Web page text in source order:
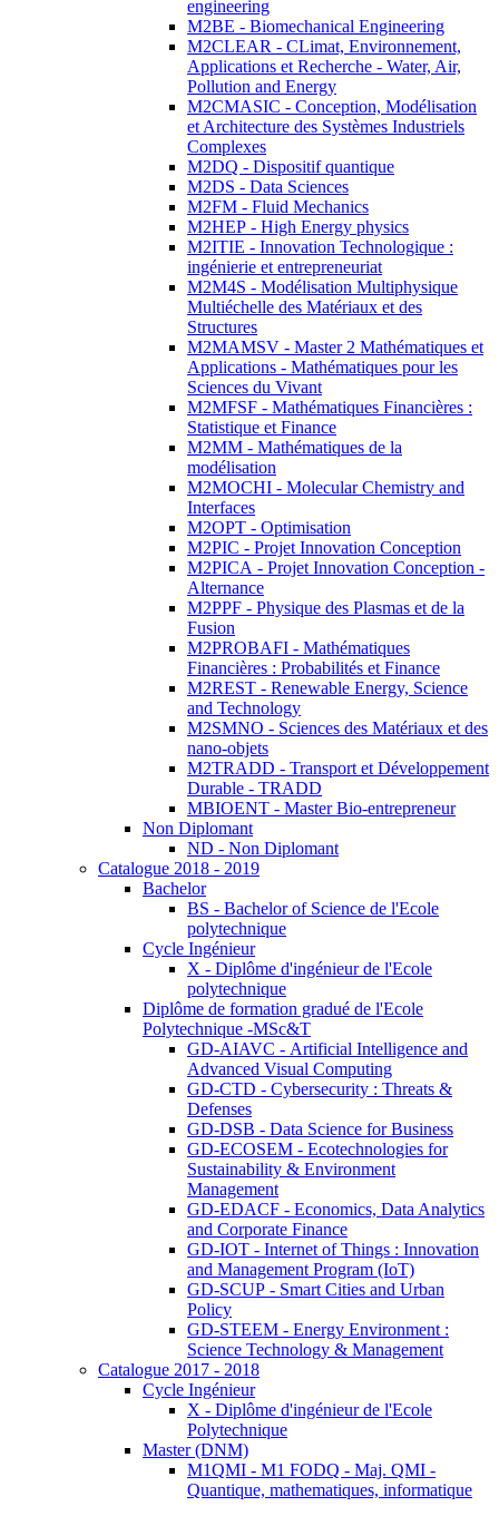
engineering
M2BE - Biomechanical Engineering
M2CLEAR - CLimat, Environnement,
Applications et Recherche - Water, Air,
Pollution and Energy
M2CMASIC - Conception, Modélisation
et Architecture des Systèmes Industriels
Complexes
M2DQ - Dispositif quantique
M2DS - Data Sciences
M2FM - Fluid Mechanics
M2HEP - High Energy physics
M2ITIE - Innovation Technologique :
ingénierie et entrepreneuriat
M2M4S - Modélisation Multiphysique
Multiéchelle des Matériaux et des
Structures
M2MAMSV - Master 2 Mathématiques et
Applications - Mathématiques pour les
Sciences du Vivant
M2MFSF - Mathématiques Financières :
Statistique et Finance
M2MM - Mathématiques de la
modélisation
M2MOCHI - Molecular Chemistry and
Interfaces
M2OPT - Optimisation
M2PIC - Projet Innovation Conception
M2PICA - Projet Innovation Conception -
Alternance
M2PPF - Physique des Plasmas et de la
Fusion
M2PROBAFI - Mathématiques
Financières : Probabilités et Finance
M2REST - Renewable Energy, Science
and Technology
M2SMNO - Sciences des Matériaux et des
nano-objets
M2TRADD - Transport et Développement
Durable - TRADD
MBIOENT - Master Bio-entrepreneur
Non Diplomant
ND - Non Diplomant
Catalogue 2018 - 2019
Bachelor
BS - Bachelor of Science de l'Ecole
polytechnique
Cycle Ingénieur
X - Diplôme d'ingénieur de l'Ecole
polytechnique
Diplôme de formation gradué de l'Ecole
Polytechnique -MSc&T
GD-AIAVC - Artificial Intelligence and
Advanced Visual Computing
GD-CTD - Cybersecurity : Threats &
Defenses
GD-DSB - Data Science for Business
GD-ECOSEM - Ecotechnologies for
Sustainability & Environment
Management
GD-EDACF - Economics, Data Analytics
and Corporate Finance
GD-IOT - Internet of Things : Innovation
and Management Program (IoT)
GD-SCUP - Smart Cities and Urban
Policy
GD-STEEM - Energy Environment :
Science Technology & Management
Catalogue 2017 - 2018
Cycle Ingénieur
X - Diplôme d'ingénieur de l'Ecole
Polytechnique
Master (DNM)
M1QMI - M1 FODQ - Maj. QMI -
Quantique, mathematiques, informatique